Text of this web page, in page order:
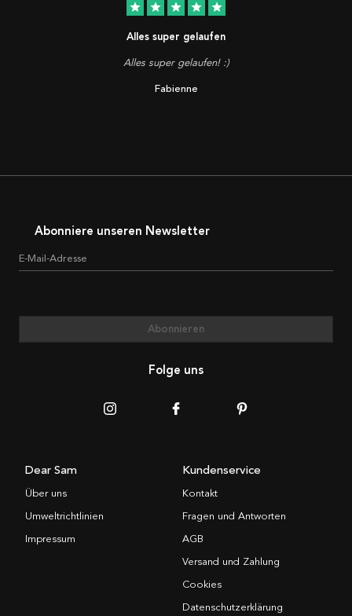
star star star star star
Alles super gelaufen
Alles super gelaufen! :)
Fabienne
Abonniere unseren Newsletter
E-Mail-Adresse
Abonnieren
Folge uns
Dear Sam
Über uns
Umweltrichtlinien
Impressum
Kundenservice
Kontakt
Fragen und Antworten
AGB
Versand und Zahlung
Cookies
Datenschutzerklärung